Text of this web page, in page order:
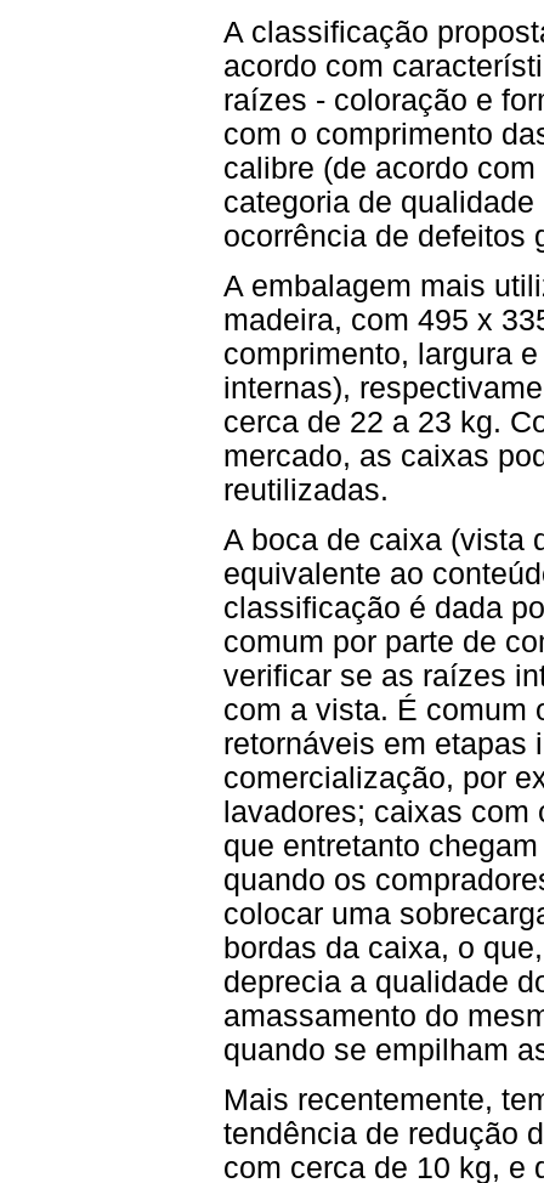
A classificação
acordo com
raízes - coloração e
com o comprimento
calibre (de acordo
categoria de
ocorrência de defeitos
A embalagem mais
madeira, com 495 x
comprimento, largura
internas),
cerca de 22 a 23 kg.
mercado, as caixas
reutilizadas.
A boca de caixa (vista
equivalente ao
classificação é dada
comum por parte de
verificar se as raízes
com a vista. É comum
retornáveis em etapas
comercialização, por
lavadores; caixas
que entretanto
quando os
colocar uma
bordas da caixa, o
deprecia a qualidade
amassamento do
quando se empilham
Mais recentemente,
tendência de redução
com cerca de 10 kg, e